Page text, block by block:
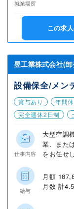
就業場所
この求
昱工業株式会社(
設備保全/メン
賞与あり
年間
完全週休2日制
仕事内容
大型空調
業、また
をお任せ
給与
月額
月数 計